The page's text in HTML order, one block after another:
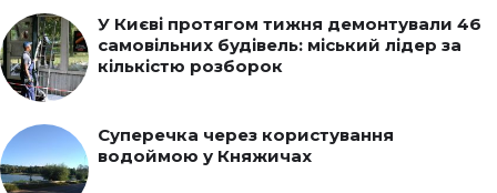
У Києві протягом тижня демонтували 46
самовільних будівель: міський лідер за
кількістю розборок
Суперечка через користування
водоймою у Княжичах